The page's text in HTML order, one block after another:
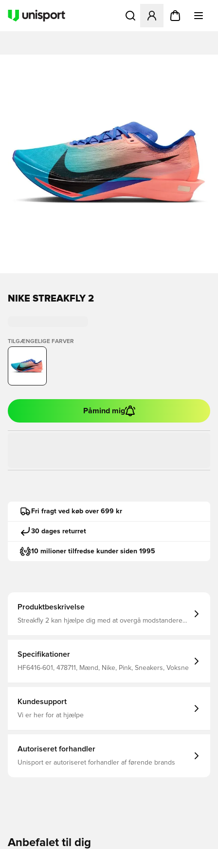
Åbner en Modal til at
NIKE STREAKFLY 2
TILGÆNGELIGE FARVER
Påmind mig
Fri fragt ved køb over 699 kr
30 dages returret
10 milioner tilfredse kunder siden 1995
Produktbeskrivelse
Streakfly 2 kan hjælpe dig med at overgå modstanderen
minimalistiske overdel, du elskede på originalen. Fra en
mil til 10 kilometer. Den kan hjælpe dig med at tage dit løb
til det næste niveau.
Specifikationer
HF6416-601, 478711, Mænd, Nike, Pink, Sneakers, Voksne
Kundesupport
Vi er her for at hjælpe
Autoriseret forhandler
Unisport er autoriseret forhandler af førende brands
Anbefalet til dig